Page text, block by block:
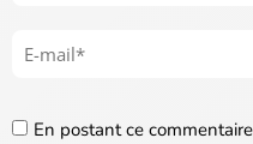
En postant ce